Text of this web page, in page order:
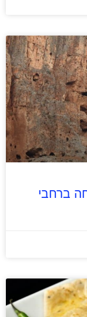
ברחבי